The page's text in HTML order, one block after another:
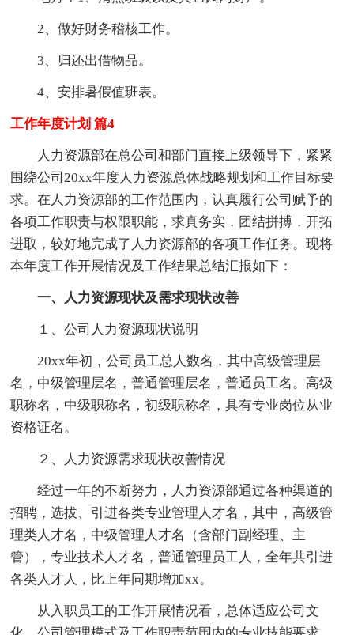
2、做好财务稽核工作。
3、归还出借物品。
4、安排暑假值班表。
工作年度计划 篇4
人力资源部在总公司和部门直接上级领导下，紧紧
围绕公司20xx年度人力资源总体战略规划和工作目标要
求。在人力资源部的工作范围内，认真履行公司赋予的
各项工作职责与权限职能，求真务实，团结拼搏，开拓
进取，较好地完成了人力资源部的各项工作任务。现将
本年度工作开展情况及工作结果总结汇报如下：
一、人力资源现状及需求现状改善
１、公司人力资源现状说明
20xx年初，公司员工总人数名，其中高级管理层
名，中级管理层名，普通管理层名，普通员工名。高级
职称名，中级职称名，初级职称名，具有专业岗位从业
资格证名。
２、人力资源需求现状改善情况
经过一年的不断努力，人力资源部通过各种渠道的
招聘，选拔、引进各类专业管理人才名，其中，高级管
理类人才名，中级管理人才名（含部门副经理、主
管），专业技术人才名，普通管理员工人，全年共引进
各类人才人，比上年同期增加xx。
从入职员工的工作开展情况看，总体适应公司文